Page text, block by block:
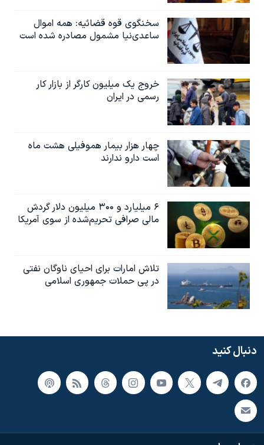
سخنگوی قوه قضائیه: همه اموال
ساعدی‌نیا مشمول مصادره شده است
خروج یک میلیون کارگر از بازار کار
رسمی در ایران
چهار هزار بیمار هموفیلی هشت ماه
است دارو ندارند
۶ میلیارد و ۳۰۰ میلیون دلار گردش
مالی صرافی تحریم‌شده از سوی آمریکا
تلاش امارات برای احیای ناوگان نفتی
در پی حملات جمهوری اسلامی
دنبال کنید